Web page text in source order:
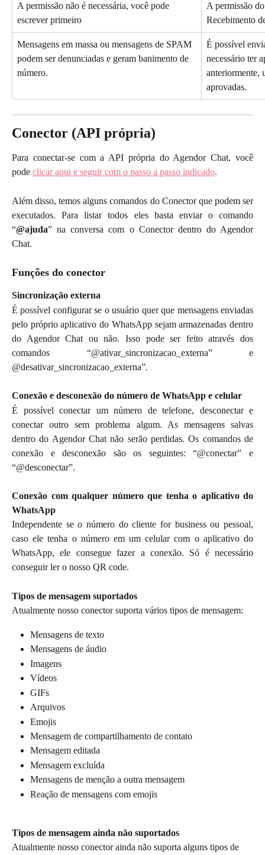
A permissão não é necessária, você pode
escrever primeiro
A permissão
Recebimento
Mensagens em massa ou mensagens de SPAM
podem ser denunciadas e geram banimento de
número.
É possível
necessário ter
anteriormente,
aprovadas.
Conector (API própria)
Para conectar-se com a API própria do Agendor Chat, você
pode clicar aqui e seguir com o passo a passo indicado.
Além disso, temos alguns comandos do Conector que podem ser
executados. Para listar todos eles basta enviar o comando
“@ajuda” na conversa com o Conector dentro do Agendor
Chat.
Funções do conector
Sincronização externa
É possível configurar se o usuário quer que mensagens enviadas
pelo próprio aplicativo do WhatsApp sejam armazenadas dentro
do Agendor Chat ou não. Isso pode ser feito através dos
comandos “@ativar_sincronizacao_externa” e
@desativar_sincronizacao_externa”.
Conexão e desconexão do número de WhatsApp e celular
É possível conectar um número de telefone, desconectar e
conectar outro sem problema algum. As mensagens salvas
dentro do Agendor Chat não serão perdidas. Os comandos de
conexão e desconexão são os seguintes: “@conectar” e
“@desconectar”.
Conexão com qualquer número que tenha o aplicativo do
WhatsApp
Independente se o número do cliente for business ou pessoal,
caso ele tenha o número em um celular com o aplicativo do
WhatsApp, ele consegue fazer a conexão. Só é necessário
conseguir ler o nosso QR code.
Tipos de mensagem suportados
Atualmente nosso conector suporta vários tipos de mensagem:
Mensagens de texto
Mensagens de áudio
Imagens
Vídeos
GIFs
Arquivos
Emojis
Mensagem de compartilhamento de contato
Mensagem editada
Mensagem excluída
Mensagens de menção a outra mensagem
Reação de mensagens com emojis
Tipos de mensagem ainda não suportados
Atualmente nosso conector ainda não suporta alguns tipos de